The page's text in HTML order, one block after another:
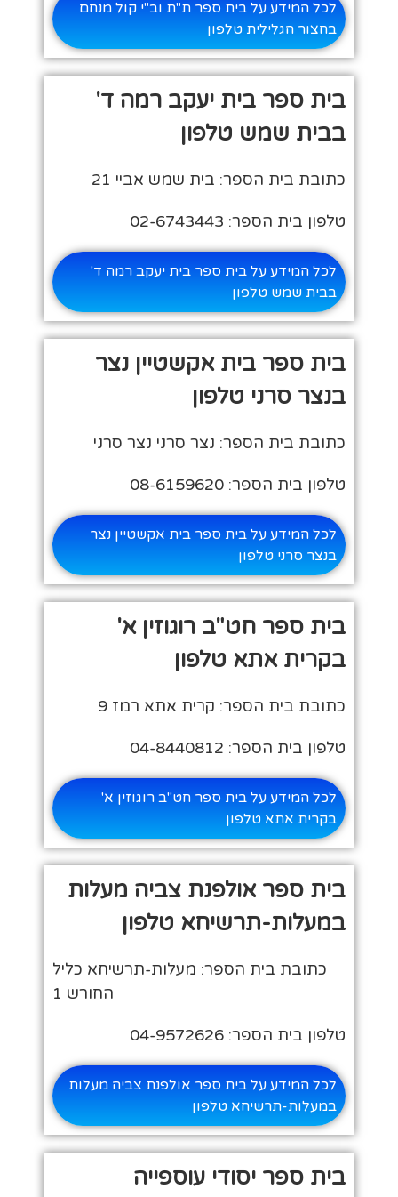
לכל המידע על בית ספר ת"ת וב"י קול מנחם
בחצור הגלילית טלפון
בית ספר בית יעקב רמה ד'
בבית שמש טלפון
כתובת בית הספר: בית שמש אביי 21
טלפון בית הספר: 02-6743443
לכל המידע על בית ספר בית יעקב רמה ד'
בבית שמש טלפון
בית ספר בית אקשטיין נצר
בנצר סרני טלפון
כתובת בית הספר: נצר סרני נצר סרני
טלפון בית הספר: 08-6159620
לכל המידע על בית ספר בית אקשטיין נצר
בנצר סרני טלפון
בית ספר חט"ב רוגוזין א'
בקרית אתא טלפון
כתובת בית הספר: קרית אתא רמז 9
טלפון בית הספר: 04-8440812
לכל המידע על בית ספר חט"ב רוגוזין א'
בקרית אתא טלפון
בית ספר אולפנת צביה מעלות
במעלות-תרשיחא טלפון
כתובת בית הספר: מעלות-תרשיחא כליל
החורש 1
טלפון בית הספר: 04-9572626
לכל המידע על בית ספר אולפנת צביה מעלות
במעלות-תרשיחא טלפון
בית ספר יסודי עוספייה